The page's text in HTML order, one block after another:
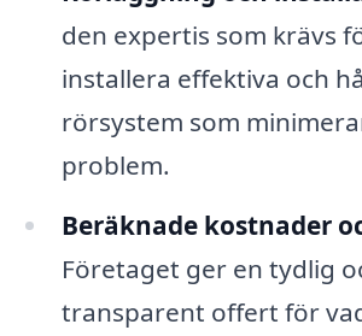
den expertis som krävs
installera effektiva och
rörsystem som
problem.
Beräknade kostnader
Företaget ger en tydlig
transparent offert för